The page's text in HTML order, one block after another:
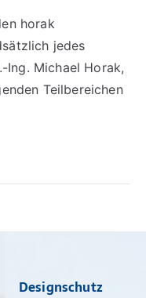
horak
jedes
Ing. Michael Horak,
Teilbereichen
Designschutz